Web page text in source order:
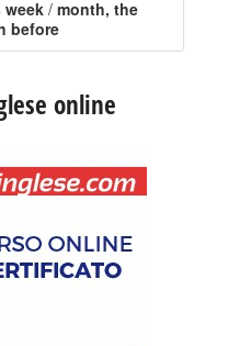
/ month, the
before
online